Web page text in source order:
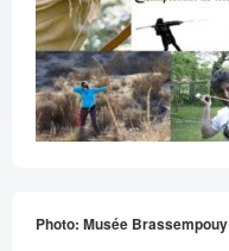
Photo: Musée Brassempouy